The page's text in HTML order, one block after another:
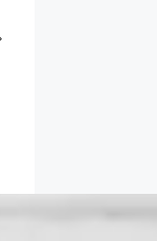
Schlagwörter